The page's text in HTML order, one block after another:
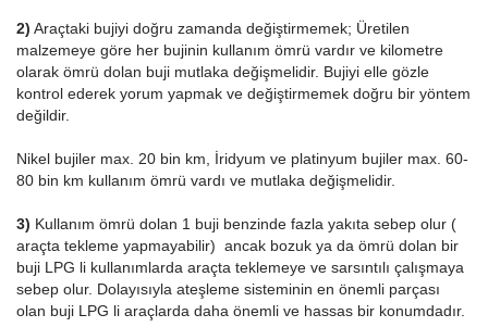
2) Araçtaki bujiyi doğru zamanda değiştirmemek; Üretilen
malzemeye göre her bujinin kullanım ömrü vardır ve kilometre
olarak ömrü dolan buji mutlaka değişmelidir. Bujiyi elle gözle
kontrol ederek yorum yapmak ve değiştirmemek doğru bir yöntem
değildir.
Nikel bujiler max. 20 bin km, İridyum ve platinyum bujiler max. 60-
80 bin km kullanım ömrü vardı ve mutlaka değişmelidir.
3) Kullanım ömrü dolan 1 buji benzinde fazla yakıta sebep olur (
araçta tekleme yapmayabilir) ancak bozuk ya da ömrü dolan bir
buji LPG li kullanımlarda araçta teklemeye ve sarsıntılı çalışmaya
sebep olur. Dolayısıyla ateşleme sisteminin en önemli parçası
olan buji LPG li araçlarda daha önemli ve hassas bir konumdadır.